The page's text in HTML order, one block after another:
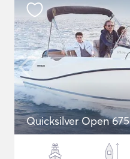
Quicksilver Open 675